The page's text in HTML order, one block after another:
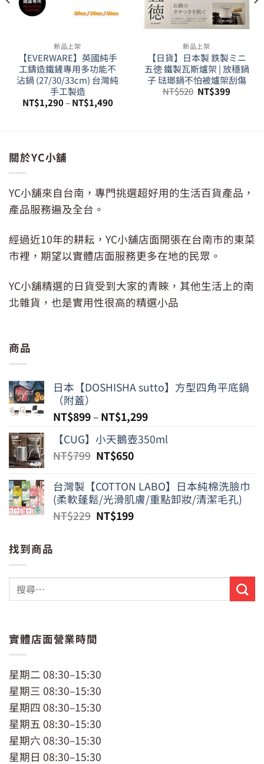
新品上架
【EVERWARE】英國純手
工鑄造鐵鏟專用多功能不
沾鍋 (27/30/33cm) 台灣純
手工製造
NT$1,290–NT$1,490
新品上架
【日貨】日本製 鉄製ミニ
五徳 鐵製瓦斯爐架 | 放穩鍋
子 琺瑯鍋不怕被爐架刮傷
NT$520 原
始
NT$399
關於YC小舖
YC小舖來自台南，專門挑選超好用的生活百貨產品，
產品服務遍及全台。
經過近10年的耕耘，YC小舖店面開張在台南市的東菜
市裡，期望以實體店面服務更多在地的民眾。
YC小舖精選的日貨受到大家的青睞，其他生活上的南
北雜貨，也是實用性很高的精選小品
商品
日本【DOSHISHA sutto】方型四角平底鍋
（附蓋）
NT$899– NT$1,299
【CUG】小天鵝壺350ml
NT$799 原
價
格：
NT$799。
NT$650目
價
格：
NT$650。
台灣製【COTTON LABO】日本純棉洗臉巾
(柔軟蓬鬆/光滑肌膚/重點卸妝/清潔毛孔)
NT$229 原
NT$199目
找到商品
實體店面營業時間
星期二 08:30–15:30
星期三 08:30–15:30
星期四 08:30–15:30
星期五 08:30–15:30
星期六 08:30–15:30
星期日 08:30–15:30